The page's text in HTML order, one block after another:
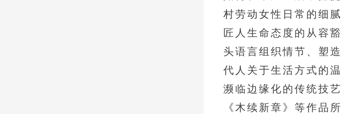
村劳动女性日常的细
匠人生命态度的从容
头语言组织情节、塑
代人关于生活方式的
濒临边缘化的传统技
《木续新章》等作品